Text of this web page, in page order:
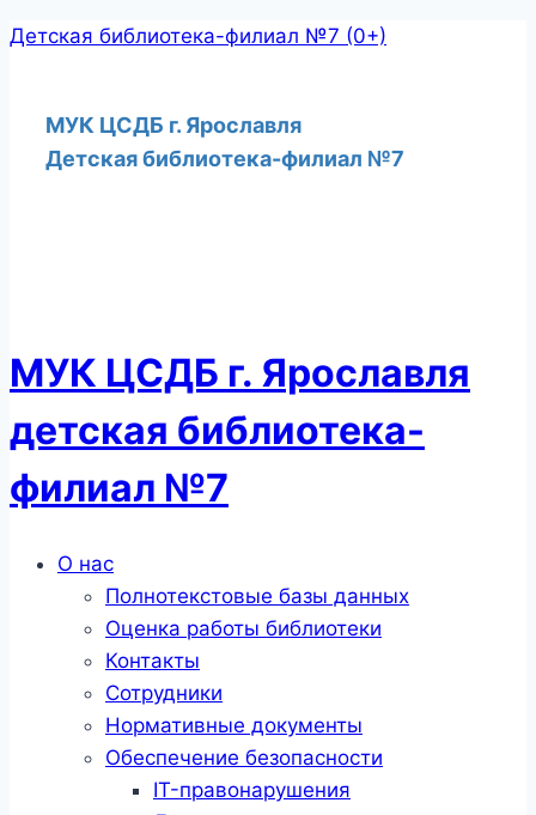
Перейти
Детская библиотека-филиал №7 (0+)
МУК ЦСДБ г. Ярославля
Детская библиотека-филиал №7
МУК ЦСДБ г. Ярославля
детская библиотека-
филиал №7
МенюО нас
Полнотекстовые базы данных
Оценка работы библиотеки
Контакты
Сотрудники
Нормативные документы
Обеспечение безопасности
IT-правонарушения